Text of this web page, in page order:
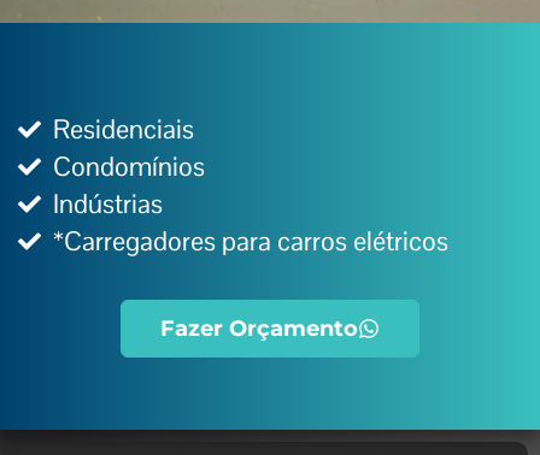
Residenciais
Condomínios
Indústrias
*Carregadores para carros elétricos
Fazer Orçamento